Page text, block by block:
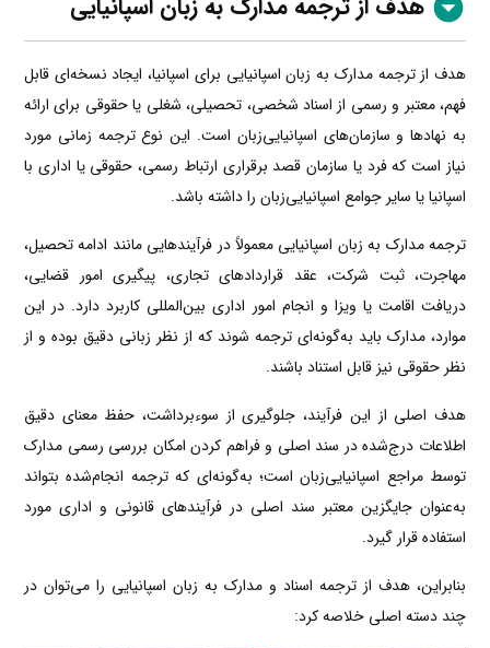
هدف از ترجمه مدارک به زبان اسپانیایی برای اسپانیا، ایجاد نسخه‌ای قابل
فهم، معتبر و رسمی از اسناد شخصی، تحصیلی، شغلی یا حقوقی برای ارائه
به نهادها و سازمان‌های اسپانیایی‌زبان است. این نوع ترجمه زمانی مورد
نیاز است که فرد یا سازمان قصد برقراری ارتباط رسمی، حقوقی یا اداری با
اسپانیا یا سایر جوامع اسپانیایی‌زبان را داشته باشد.
ترجمه مدارک به زبان اسپانیایی معمولاً در فرآیندهایی مانند ادامه تحصیل،
مهاجرت، ثبت شرکت، عقد قراردادهای تجاری، پیگیری امور قضایی،
دریافت اقامت یا ویزا و انجام امور اداری بین‌المللی کاربرد دارد. در این
موارد، مدارک باید به‌گونه‌ای ترجمه شوند که از نظر زبانی دقیق بوده و از
نظر حقوقی نیز قابل استناد باشند.
هدف اصلی از این فرآیند، جلوگیری از سوءبرداشت، حفظ معنای دقیق
اطلاعات درج‌شده در سند اصلی و فراهم کردن امکان بررسی رسمی مدارک
توسط مراجع اسپانیایی‌زبان است؛ به‌گونه‌ای که ترجمه انجام‌شده بتواند
به‌عنوان جایگزین معتبر سند اصلی در فرآیندهای قانونی و اداری مورد
استفاده قرار گیرد.
بنابراین، هدف از ترجمه اسناد و مدارک به زبان اسپانیایی را می‌توان در
چند دسته اصلی خلاصه کرد: